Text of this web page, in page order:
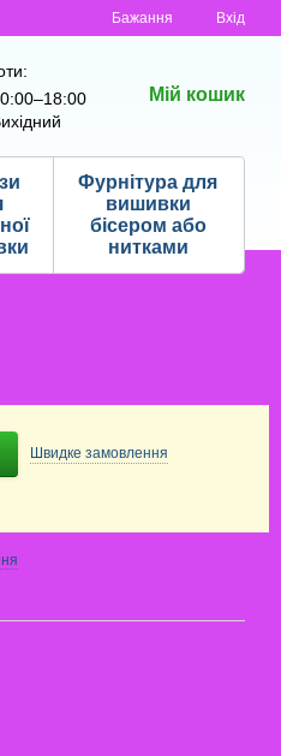
Бажання Вхід
Мій кошик
Фурнітура для
вишивки
бісером або
нитками
Швидке замовлення